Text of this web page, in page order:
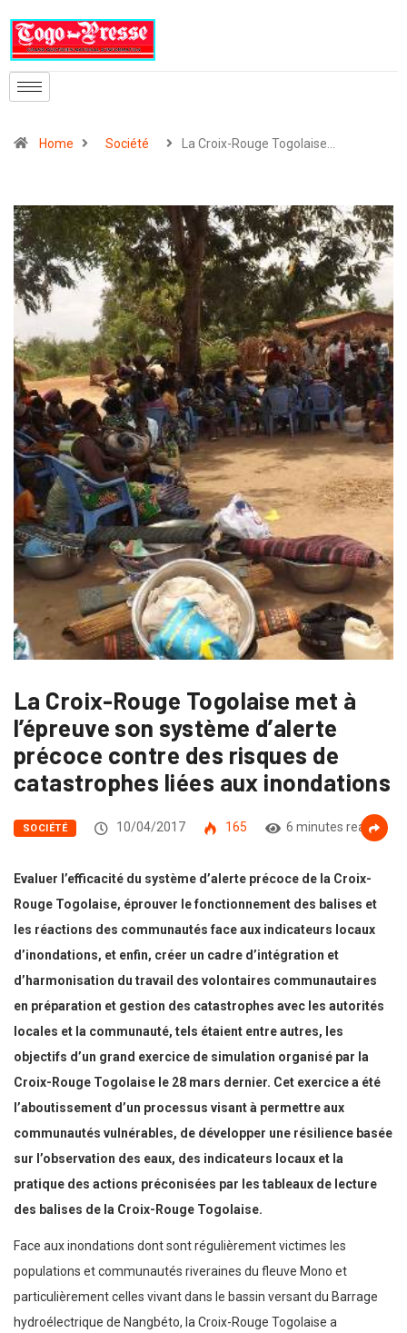
Home Société La Croix-Rouge Togolaise…
La Croix-Rouge Togolaise met à
l’épreuve son système d’alerte
précoce contre des risques de
catastrophes liées aux inondations
SOCIÉTÉ 10/04/2017 165 6 minutes read
Evaluer l’efficacité du système d’alerte précoce de la Croix-
Rouge Togolaise, éprouver le fonctionnement des balises et
les réactions des communautés face aux indicateurs locaux
d’inondations, et enfin, créer un cadre d’intégration et
d’harmonisation du travail des volontaires communautaires
en préparation et gestion des catastrophes avec les autorités
locales et la communauté, tels étaient entre autres, les
objectifs d’un grand exercice de simulation organisé par la
Croix-Rouge Togolaise le 28 mars dernier. Cet exercice a été
l’aboutissement d’un processus visant à permettre aux
communautés vulnérables, de développer une résilience basée
sur l’observation des eaux, des indicateurs locaux et la
pratique des actions préconisées par les tableaux de lecture
des balises de la Croix-Rouge Togolaise.
Face aux inondations dont sont régulièrement victimes les
populations et communautés riveraines du fleuve Mono et
particulièrement celles vivant dans le bassin versant du Barrage
hydroélectrique de Nangbéto, la Croix-Rouge Togolaise a